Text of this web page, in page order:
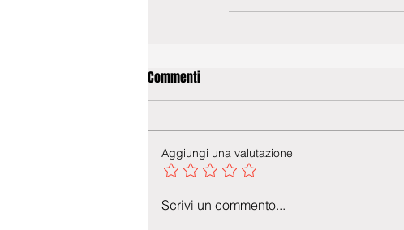
Commenti
Aggiungi una valutazione
Scrivi un commento...